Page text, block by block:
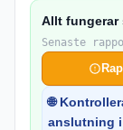
Allt fungerar
Senaste
🌐
anslutning